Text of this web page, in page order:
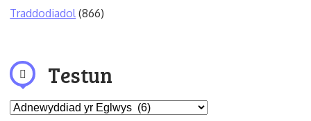
Traddodiadol (866)
Testun